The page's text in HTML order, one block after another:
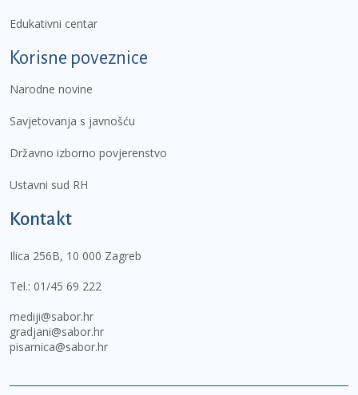
Edukativni centar
Korisne poveznice
Narodne novine
Savjetovanja s javnošću
Državno izborno povjerenstvo
Ustavni sud RH
Kontakt
Ilica 256B, 10 000 Zagreb
Tel.: 01/45 69 222
mediji@sabor.hr
gradjani@sabor.hr
pisarnica@sabor.hr